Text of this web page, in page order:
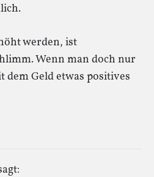
werden, ist
Wenn man doch nur
dem Geld etwas positives